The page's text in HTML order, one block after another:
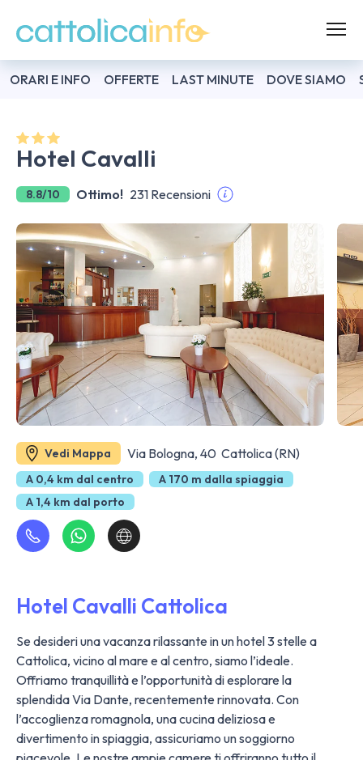
Hotel Cavalli
8.8/10 Ottimo! 231 Recensioni
Vedi Mappa Via Bologna, 40 Cattolica (RN)
A 0,4 km dal centro
A 170 m dalla spiaggia
A 1,4 km dal porto
ORARI E INFO OFFERTE LAST MINUTE DOVE SIAMO
Hotel Cavalli Cattolica
Se desideri una vacanza rilassante in un hotel 3 stelle a
Cattolica, vicino al mare e al centro, siamo l’ideale.
Offriamo tranquillità e l’opportunità di esplorare la
splendida Via Dante, recentemente rinnovata. Con
l’accoglienza romagnola, una cucina deliziosa e
divertimento in spiaggia, assicuriamo un soggiorno